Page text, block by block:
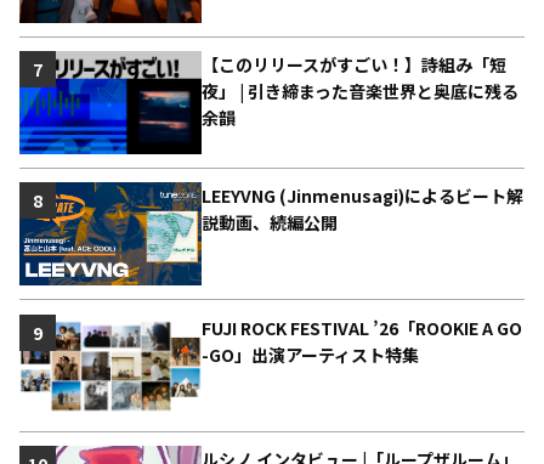
【このリリースがすごい！】詩組み「短
夜」 | 引き締まった音楽世界と奥底に残る
余韻
7
LEEYVNG (Jinmenusagi)によるビート解
説動画、続編公開
8
FUJI ROCK FESTIVAL ’26「ROOKIE A GO
-GO」出演アーティスト特集
9